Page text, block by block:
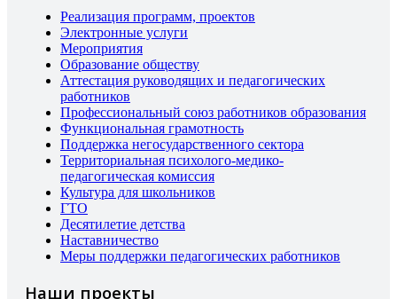
Реализация программ, проектов
Электронные услуги
Мероприятия
Образование обществу
Аттестация руководящих и педагогических
работников
Профессиональный союз работников образования
Функциональная грамотность
Поддержка негосударственного сектора
Территориальная психолого-медико-
педагогическая комиссия
Культура для школьников
ГТО
Десятилетие детства
Наставничество
Меры поддержки педагогических работников
Наши проекты